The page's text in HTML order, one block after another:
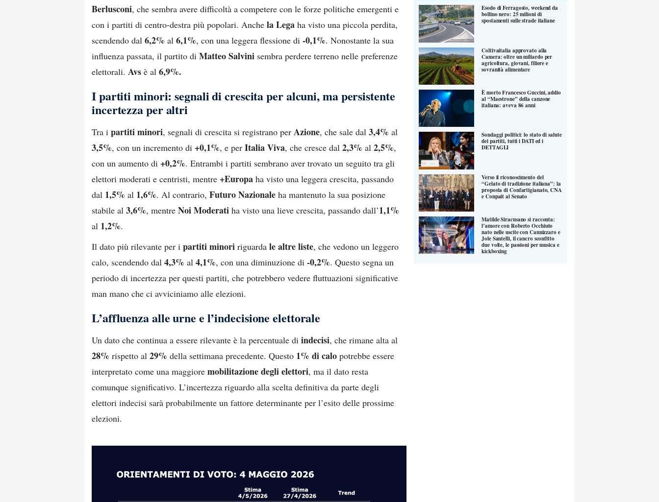
Berlusconi, che sembra avere difficoltà a competere con le forze politiche emergenti e
con i partiti di centro-destra più popolari. Anche la Lega ha visto una piccola perdita,
scendendo dal 6,2% al 6,1%, con una leggera flessione di -0,1%. Nonostante la sua
influenza passata, il partito di Matteo Salvini sembra perdere terreno nelle preferenze
elettorali. Avs è al 6,9%.
I partiti minori: segnali di crescita per alcuni, ma persistente
incertezza per altri
Tra i partiti minori, segnali di crescita si registrano per Azione, che sale dal 3,4% al
3,5%, con un incremento di +0,1%, e per Italia Viva, che cresce dal 2,3% al 2,5%,
con un aumento di +0,2%. Entrambi i partiti sembrano aver trovato un seguito tra gli
elettori moderati e centristi, mentre +Europa ha visto una leggera crescita, passando
dal 1,5% al 1,6%. Al contrario, Futuro Nazionale ha mantenuto la sua posizione
stabile al 3,6%, mentre Noi Moderati ha visto una lieve crescita, passando dall’1,1%
al 1,2%.
Il dato più rilevante per i partiti minori riguarda le altre liste, che vedono un leggero
calo, scendendo dal 4,3% al 4,1%, con una diminuzione di -0,2%. Questo segna un
periodo di incertezza per questi partiti, che potrebbero vedere fluttuazioni significative
man mano che ci avviciniamo alle elezioni.
L’affluenza alle urne e l’indecisione elettorale
Un dato che continua a essere rilevante è la percentuale di indecisi, che rimane alta al
28% rispetto al 29% della settimana precedente. Questo 1% di calo potrebbe essere
interpretato come una maggiore mobilitazione degli elettori, ma il dato resta
comunque significativo. L’incertezza riguardo alla scelta definitiva da parte degli
elettori indecisi sarà probabilmente un fattore determinante per l’esito delle prossime
elezioni.
Esodo di Ferragosto, weekend da
bollino nero: 25 milioni di
spostamenti sulle strade italiane
Coltivaitalia approvato alla
Camera: oltre un miliardo per
agricoltura, giovani, filiere e
sovranità alimentare
È morto Francesco Guccini, addio
al “Maestrone” della canzone
italiana: aveva 86 anni
Sondaggi politici: lo stato di salute
dei partiti, tutti i DATI ed i
DETTAGLI
Verso il riconoscimento del
“Gelato di tradizione italiana”: la
proposta di Confartigianato, CNA
e Conpait al Senato
Matilde Siracusano si racconta:
l’amore con Roberto Occhiuto
nato nelle uscite con Cannizzaro e
Jole Santelli, il cancro sconfitto
due volte, le passioni per musica e
kickboxing